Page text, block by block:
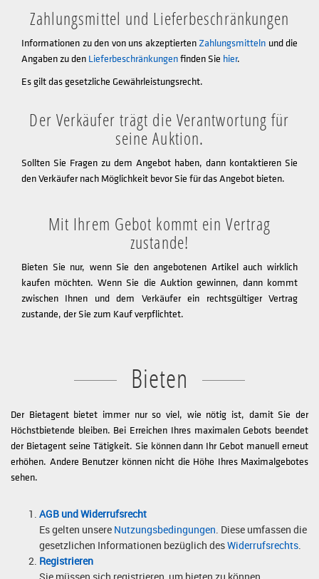
Zahlungsmittel und Lieferbeschränkungen
Informationen zu den von uns akzeptierten Zahlungsmitteln und die
Angaben zu den Lieferbeschränkungenfinden Sie hier.
Es gilt das gesetzliche Gewährleistungsrecht.
Der Verkäufer trägt die Verantwortung für
seine Auktion.
Sollten Sie Fragen zu dem Angebot haben, dann kontaktieren Sie
den Verkäufer nach Möglichkeit bevor Sie für das Angebot bieten.
Mit Ihrem Gebot kommt ein Vertrag
zustande!
Bieten Sie nur, wenn Sie den angebotenen Artikel auch wirklich
kaufen möchten. Wenn Sie die Auktion gewinnen, dann kommt
zwischen Ihnen und dem Verkäufer ein rechtsgültiger Vertrag
zustande, der Sie zum Kauf verpflichtet.
Bieten
Der Bietagent bietet immer nur so viel, wie nötig ist, damit Sie der
Höchstbietende bleiben. Bei Erreichen Ihres maximalen Gebots beendet
der Bietagent seine Tätigkeit. Sie können dann Ihr Gebot manuell erneut
erhöhen. Andere Benutzer können nicht die Höhe Ihres Maximalgebotes
sehen.
AGB und Widerrufsrecht
Es gelten unsere Nutzungsbedingungen. Diese umfassen die
gesetzlichen Informationen bezüglich desWiderrufsrechts.
Registrieren